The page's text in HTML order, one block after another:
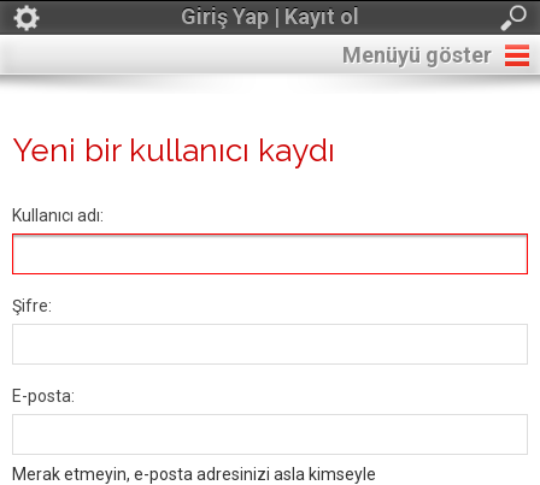
Giriş Yap | Kayıt ol
Menüyü göster
Yeni bir kullanıcı kaydı
Kullanıcı adı:
Şifre:
E-posta:
Merak etmeyin, e-posta adresinizi asla kimseyle